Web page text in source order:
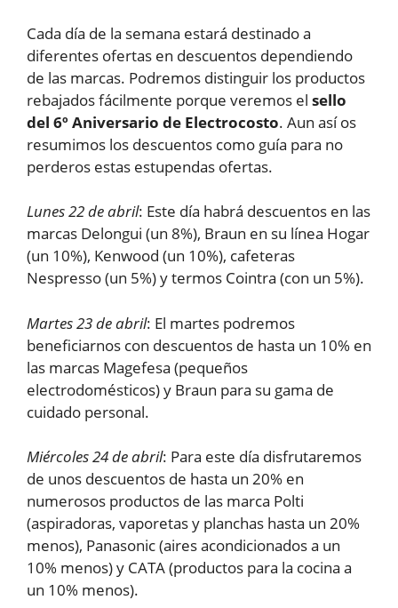
Cada día de la semana estará destinado a
diferentes ofertas en descuentos dependiendo
de las marcas. Podremos distinguir los productos
rebajados fácilmente porque veremos el sello
del 6º Aniversario de Electrocosto. Aun así os
resumimos los descuentos como guía para no
perderos estas estupendas ofertas.
Lunes 22 de abril: Este día habrá descuentos en las
marcas Delongui (un 8%), Braun en su línea Hogar
(un 10%), Kenwood (un 10%), cafeteras
Nespresso (un 5%) y termos Cointra (con un 5%).
Martes 23 de abril: El martes podremos
beneficiarnos con descuentos de hasta un 10% en
las marcas Magefesa (pequeños
electrodomésticos) y Braun para su gama de
cuidado personal.
Miércoles 24 de abril: Para este día disfrutaremos
de unos descuentos de hasta un 20% en
numerosos productos de las marca Polti
(aspiradoras, vaporetas y planchas hasta un 20%
menos), Panasonic (aires acondicionados a un
10% menos) y CATA (productos para la cocina a
un 10% menos).